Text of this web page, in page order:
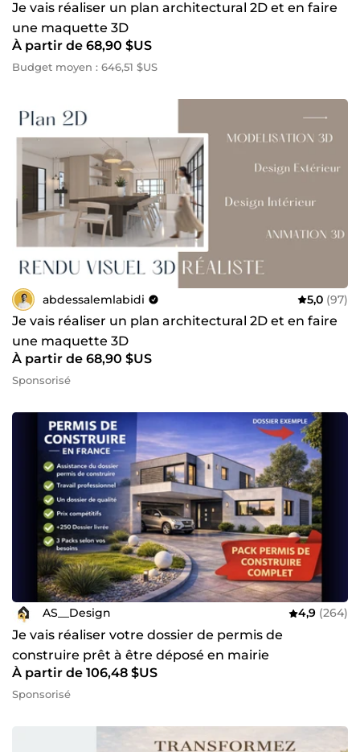
Je vais réaliser un plan architectural 2D et en faire
une maquette 3D
À partir de 68,90 $US
Budget moyen : 646,51 $US
abdessalemlabidi 5,0 (97)
Je vais réaliser un plan architectural 2D et en faire
une maquette 3D
À partir de 68,90 $US
Sponsorisé
AS__Design 4,9 (264)
Je vais réaliser votre dossier de permis de
construire prêt à être déposé en mairie
À partir de 106,48 $US
Sponsorisé